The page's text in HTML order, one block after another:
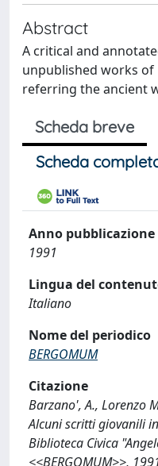
Abstract
A critical and
unpublished works of
referring the ancient
Scheda breve
Scheda
Anno pubblicazione
1991
Lingua del
Italiano
Nome del periodico
BERGOMUM
Citazione
Barzano', A., Lorenzo
Alcuni scritti giovanili
Biblioteca Civica
<<BERGOMUM>>,